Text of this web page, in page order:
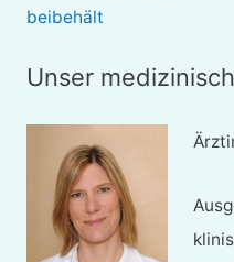
beibehält
Unser